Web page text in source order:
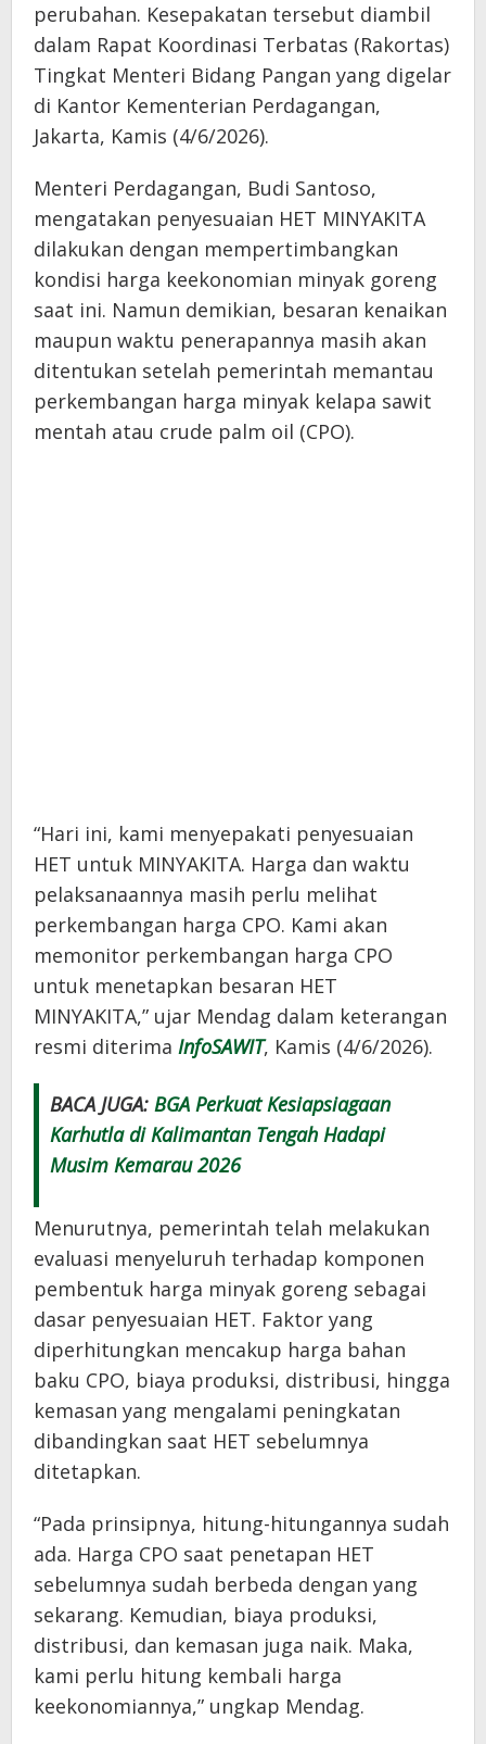
perubahan. Kesepakatan tersebut diambil
dalam Rapat Koordinasi Terbatas (Rakortas)
Tingkat Menteri Bidang Pangan yang digelar
di Kantor Kementerian Perdagangan,
Jakarta, Kamis (4/6/2026).
Menteri Perdagangan, Budi Santoso,
mengatakan penyesuaian HET MINYAKITA
dilakukan dengan mempertimbangkan
kondisi harga keekonomian minyak goreng
saat ini. Namun demikian, besaran kenaikan
maupun waktu penerapannya masih akan
ditentukan setelah pemerintah memantau
perkembangan harga minyak kelapa sawit
mentah atau crude palm oil (CPO).
“Hari ini, kami menyepakati penyesuaian
HET untuk MINYAKITA. Harga dan waktu
pelaksanaannya masih perlu melihat
perkembangan harga CPO. Kami akan
memonitor perkembangan harga CPO
untuk menetapkan besaran HET
MINYAKITA,” ujar Mendag dalam keterangan
resmi diterima InfoSAWIT, Kamis (4/6/2026).
BACA JUGA: BGA Perkuat Kesiapsiagaan
Karhutla di Kalimantan Tengah Hadapi
Musim Kemarau 2026
Menurutnya, pemerintah telah melakukan
evaluasi menyeluruh terhadap komponen
pembentuk harga minyak goreng sebagai
dasar penyesuaian HET. Faktor yang
diperhitungkan mencakup harga bahan
baku CPO, biaya produksi, distribusi, hingga
kemasan yang mengalami peningkatan
dibandingkan saat HET sebelumnya
ditetapkan.
“Pada prinsipnya, hitung-hitungannya sudah
ada. Harga CPO saat penetapan HET
sebelumnya sudah berbeda dengan yang
sekarang. Kemudian, biaya produksi,
distribusi, dan kemasan juga naik. Maka,
kami perlu hitung kembali harga
keekonomiannya,” ungkap Mendag.